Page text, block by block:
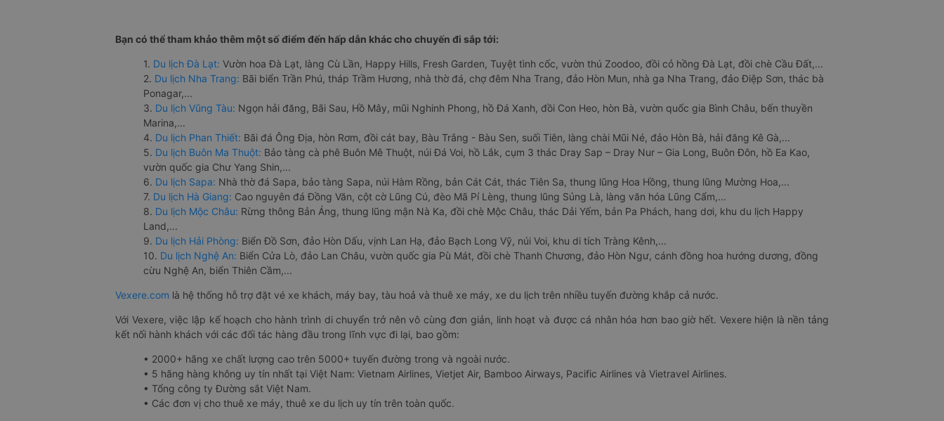
Bạn có thể tham khảo thêm một số điểm đến hấp dẫn khác cho chuyến đi sắp tới:
1. Du lịch Đà Lạt: Vườn hoa Đà Lạt, làng Cù Lần, Happy Hills, Fresh Garden, Tuyệt tình cốc, vườn thú Zoodoo, đồi cỏ hồng Đà Lạt, đồi chè Cầu Đất,...
2. Du lịch Nha Trang: Bãi biển Trần Phú, tháp Trầm Hương, nhà thờ đá, chợ đêm Nha Trang, đảo Hòn Mun, nhà ga Nha Trang, đảo Điệp Sơn, thác bà
Ponagar,...
3. Du lịch Vũng Tàu: Ngọn hải đăng, Bãi Sau, Hồ Mây, mũi Nghinh Phong, hồ Đá Xanh, đồi Con Heo, hòn Bà, vườn quốc gia Bình Châu, bến thuyền
Marina,...
4. Du lịch Phan Thiết: Bãi đá Ông Địa, hòn Rơm, đồi cát bay, Bàu Trắng - Bàu Sen, suối Tiên, làng chài Mũi Né, đảo Hòn Bà, hải đăng Kê Gà,...
5. Du lịch Buôn Ma Thuột: Bảo tàng cà phê Buôn Mê Thuột, núi Đá Voi, hồ Lắk, cụm 3 thác Dray Sap – Dray Nur – Gia Long, Buôn Đôn, hồ Ea Kao,
vườn quốc gia Chư Yang Shin,...
6. Du lịch Sapa: Nhà thờ đá Sapa, bảo tàng Sapa, núi Hàm Rồng, bản Cát Cát, thác Tiên Sa, thung lũng Hoa Hồng, thung lũng Mường Hoa,...
7. Du lịch Hà Giang: Cao nguyên đá Đồng Văn, cột cờ Lũng Cú, đèo Mã Pí Lèng, thung lũng Sủng Là, làng văn hóa Lũng Cẩm,...
8. Du lịch Mộc Châu: Rừng thông Bản Áng, thung lũng mận Nà Ka, đồi chè Mộc Châu, thác Dải Yếm, bản Pa Phách, hang dơi, khu du lịch Happy
Land,...
9. Du lịch Hải Phòng: Biển Đồ Sơn, đảo Hòn Dấu, vịnh Lan Hạ, đảo Bạch Long Vỹ, núi Voi, khu di tích Tràng Kênh,...
10. Du lịch Nghệ An: Biển Cửa Lò, đảo Lan Châu, vườn quốc gia Pù Mát, đồi chè Thanh Chương, đảo Hòn Ngư, cánh đồng hoa hướng dương, đồng
cừu Nghệ An, biển Thiên Cầm,...
Vexere.com là hệ thống hỗ trợ đặt vé xe khách, máy bay, tàu hoả và thuê xe máy, xe du lịch trên nhiều tuyến đường khắp cả nước.
Với Vexere, việc lập kế hoạch cho hành trình di chuyển trở nên vô cùng đơn giản, linh hoạt và được cá nhân hóa hơn bao giờ hết. Vexere hiện là nền tảng
kết nối hành khách với các đối tác hàng đầu trong lĩnh vực đi lại, bao gồm:
• 2000+ hãng xe chất lượng cao trên 5000+ tuyến đường trong và ngoài nước.
• 5 hãng hàng không uy tín nhất tại Việt Nam: Vietnam Airlines, Vietjet Air, Bamboo Airways, Pacific Airlines và Vietravel Airlines.
• Tổng công ty Đường sắt Việt Nam.
• Các đơn vị cho thuê xe máy, thuê xe du lịch uy tín trên toàn quốc.